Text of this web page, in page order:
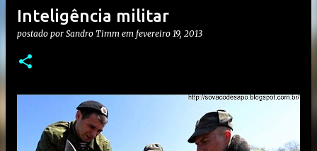
Inteligência militar
postado por Sandro Timm em fevereiro 19, 2013